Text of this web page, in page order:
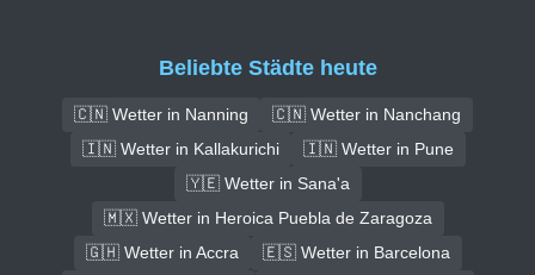
Beliebte Städte heute
🇨🇳 Wetter in Nanning
🇨🇳 Wetter in Nanchang
🇮🇳 Wetter in Kallakurichi
🇮🇳 Wetter in Pune
🇾🇪 Wetter in Sana'a
🇲🇽 Wetter in Heroica Puebla de Zaragoza
🇬🇭 Wetter in Accra
🇪🇸 Wetter in Barcelona